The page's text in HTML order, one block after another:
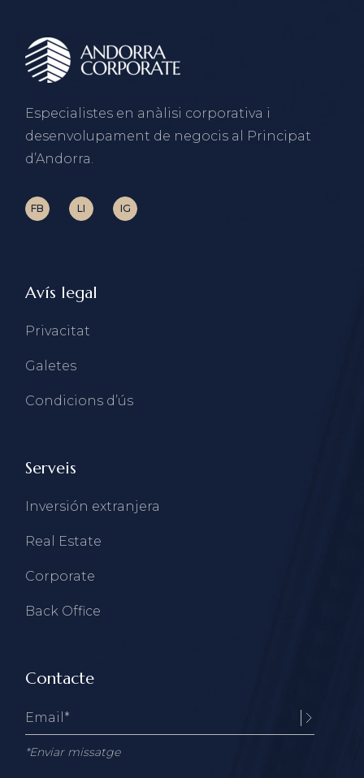
Especialistes en anàlisi corporativa i
desenvolupament de negocis al Principat
d’Andorra.
FB LI IG
Avís legal
Privacitat
Galetes
Condicions d’ús
Serveis
Inversión extranjera
Real Estate
Corporate
Back Office
Contacte
*Enviar missatge